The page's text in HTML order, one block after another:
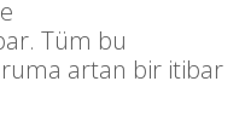
Tüm bu
artan bir itibar